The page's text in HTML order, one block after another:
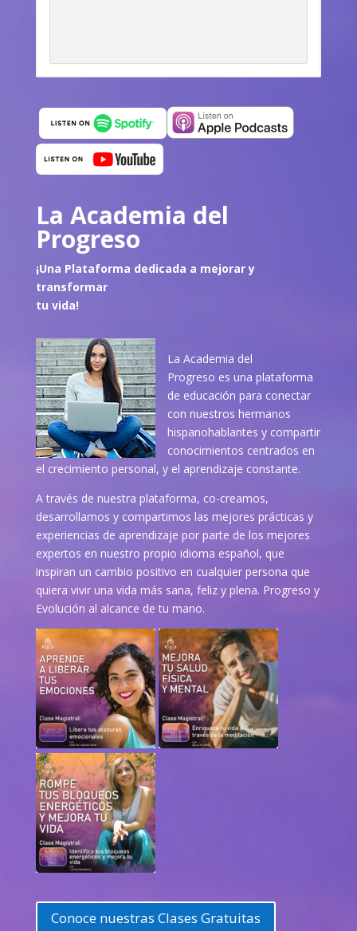
La Academia del
Progreso
¡Una Plataforma dedicada a mejorar y
transformar
tu vida!
La Academia del
Progreso es una plataforma
de educación para conectar
con nuestros hermanos
hispanohablantes y compartir
conocimientos centrados en
el crecimiento personal, y el aprendizaje constante.
A través de nuestra plataforma, co-creamos,
desarrollamos y compartimos las mejores prácticas y
experiencias de aprendizaje por parte de los mejores
expertos en nuestro propio idioma español, que
inspiran un cambio positivo en cualquier persona que
quiera vivir una vida más sana, feliz y plena. Progreso y
Evolución al alcance de tu mano.
Conoce nuestras Clases Gratuitas